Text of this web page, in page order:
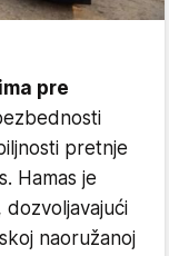
pre
pretnje
Hamas je
naoružanoj